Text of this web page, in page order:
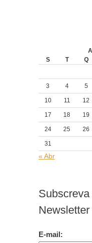
S
T Q
3 4 5
10 11 12
17 18 19
24 25 26
31
« Abr
Newsletter
E-mail: